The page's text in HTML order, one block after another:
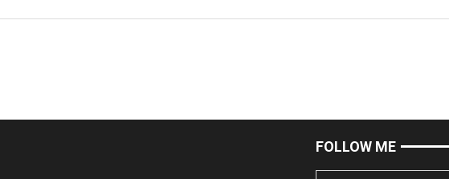
FOLLOW ME